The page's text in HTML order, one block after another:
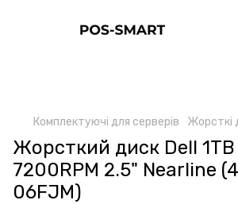
Комплектуючі для серверів Жорсткі
Жорсткий диск Dell 1TB
7200RPM 2.5" Nearline
06FJM)